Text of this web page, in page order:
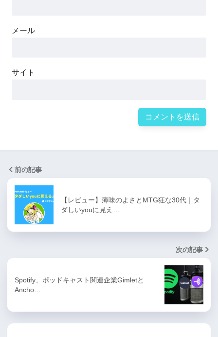
メール
サイト
前の記事
【レビュー】薄味のよさとMTG狂な30代｜タ
ダしいyouに見え…
次の記事
Spotify、ポッドキャスト関連企業Gimletと
Ancho…